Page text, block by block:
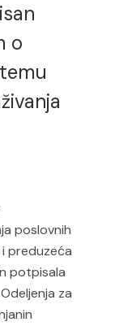
o
poslovnih
i preduzeća
potpisala
za